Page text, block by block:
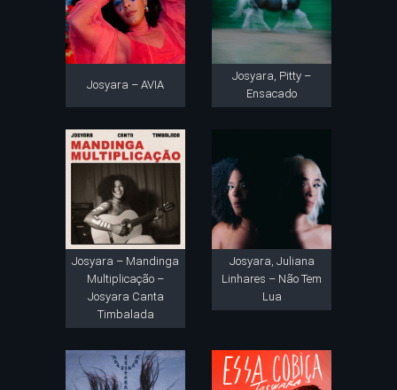
Josyara – AVIA
Josyara, Pitty –
Ensacado
Josyara – Mandinga
Multiplicação –
Josyara Canta
Timbalada
Josyara, Juliana
Linhares – Não Tem
Lua